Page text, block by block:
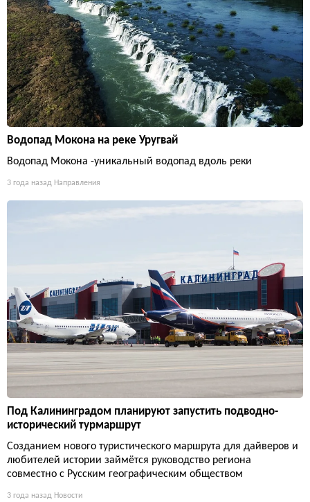
Водопад Мокона на реке Уругвай
Водопад Мокона -уникальный водопад вдоль реки
3 года назад Направления
Под Калининградом планируют запустить подводно-
исторический турмаршрут
Созданием нового туристического маршрута для дайверов и
любителей истории займётся руководство региона
совместно с Русским географическим обществом
3 года назад Новости